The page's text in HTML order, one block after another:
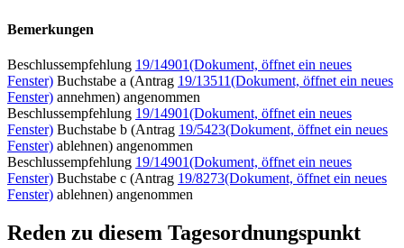
Bemerkungen
Beschlussempfehlung 19/14901(Dokument, öffnet ein neues
Fenster) Buchstabe a (Antrag 19/13511(Dokument, öffnet ein neues
Fenster) annehmen) angenommen
Beschlussempfehlung 19/14901(Dokument, öffnet ein neues
Fenster) Buchstabe b (Antrag 19/5423(Dokument, öffnet ein neues
Fenster) ablehnen) angenommen
Beschlussempfehlung 19/14901(Dokument, öffnet ein neues
Fenster) Buchstabe c (Antrag 19/8273(Dokument, öffnet ein neues
Fenster) ablehnen) angenommen
Reden zu diesem Tagesordnungspunkt